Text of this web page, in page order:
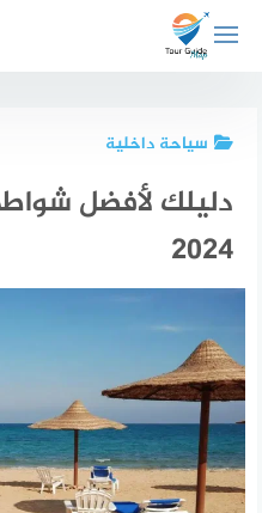
المحتوى
سياحة داخلية
دليلك لأفضل
2024